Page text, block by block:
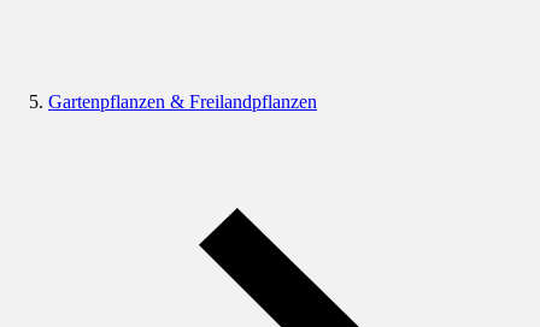
Gartenpflanzen & Freilandpflanzen